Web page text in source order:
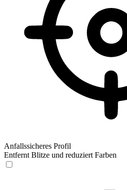
Anfallssicheres Profil
Entfernt Blitze und reduziert Farben